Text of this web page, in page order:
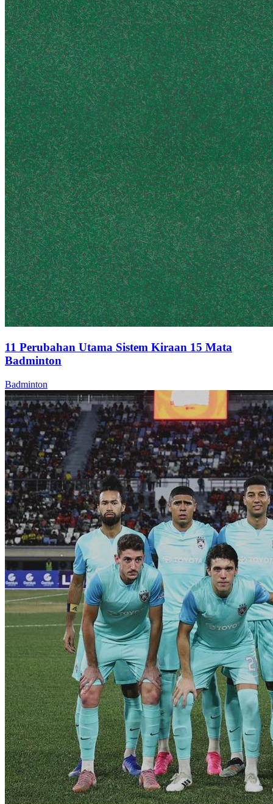
11 Perubahan Utama Sistem Kiraan 15 Mata
Badminton
Badminton